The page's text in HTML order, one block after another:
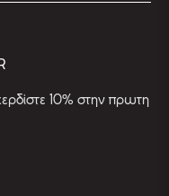
10% στην πρωτη